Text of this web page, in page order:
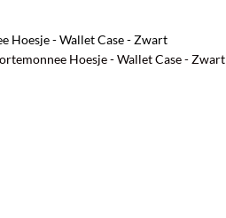
Hoesje - Wallet Case - Zwart
Hoesje - Wallet Case - Zwart